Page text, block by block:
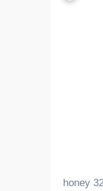
honey